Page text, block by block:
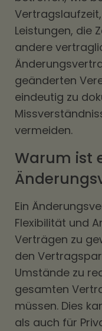
Leistungen, die
andere
geänderten
eindeutig zu
vermeiden.
Warum ist
Ein
Flexibilität und
Verträgen zu
den
Umstände zu
gesamten
müssen. Dies
als auch für